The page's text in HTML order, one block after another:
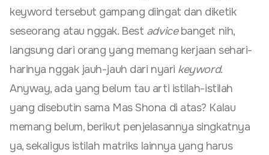
keyword tersebut gampang diingat dan diketik
seseorang atau nggak. Best advicebanget nih,
langsung dari orang yang memang kerjaan sehari-
harinya nggak jauh-jauh dari nyari keyword.
Anyway, ada yang belum tau arti istilah-istilah
yang disebutin sama Mas Shona di atas? Kalau
memang belum, berikut penjelasannya singkatnya
ya, sekaligus istilah matriks lainnya yang harus